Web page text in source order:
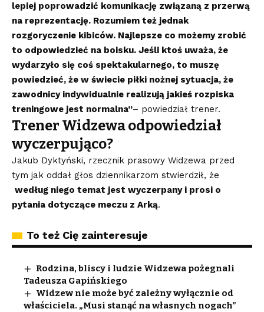
lepiej poprowadzić komunikację związaną z przerwą
na reprezentację. Rozumiem też jednak
rozgoryczenie kibiców. Najlepsze co możemy zrobić
to odpowiedzieć na boisku. Jeśli ktoś uważa, że
wydarzyło się coś spektakularnego, to muszę
powiedzieć, że w świecie piłki nożnej sytuacja, że
zawodnicy indywidualnie realizują jakieś rozpiska
treningowe jest normalna”– powiedział trener.
Trener Widzewa odpowiedział
wyczerpująco?
Jakub Dyktyński, rzecznik prasowy Widzewa przed
tym jak oddał głos dziennikarzom stwierdził, że
według niego temat jest wyczerpany i prosi o
pytania dotyczące meczu z Arką.
To też Cię zainteresuje
Rodzina, bliscy i ludzie Widzewa pożegnali
Tadeusza Gapińskiego
Widzew nie może być zależny wyłącznie od
właściciela. „Musi stanąć na własnych nogach”